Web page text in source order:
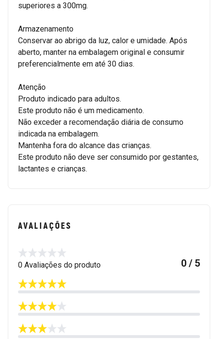
superiores a 300mg.
Armazenamento
Conservar ao abrigo da luz, calor e umidade. Após
aberto, manter na embalagem original e consumir
preferencialmente em até 30 dias.
Atenção
Produto indicado para adultos.
Este produto não é um medicamento.
Não exceder a recomendação diária de consumo
indicada na embalagem.
Mantenha fora do alcance das crianças.
Este produto não deve ser consumido por gestantes,
lactantes e crianças.
AVALIAÇÕES
0 Avaliações do produto 0 / 5